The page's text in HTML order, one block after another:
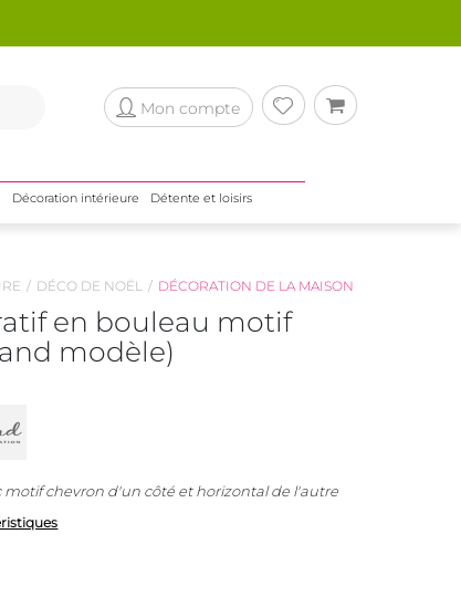
Mon compte
Décoration intérieure Détente et loisirs
DÉCO DE NOËL DÉCORATION DE LA MAISON
en bouleau motif
modèle)
motif chevron d'un côté et horizontal de l'autre